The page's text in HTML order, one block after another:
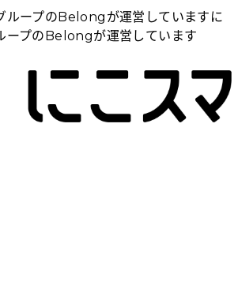
ループのBelongが運営しています に
ープのBelongが運営しています